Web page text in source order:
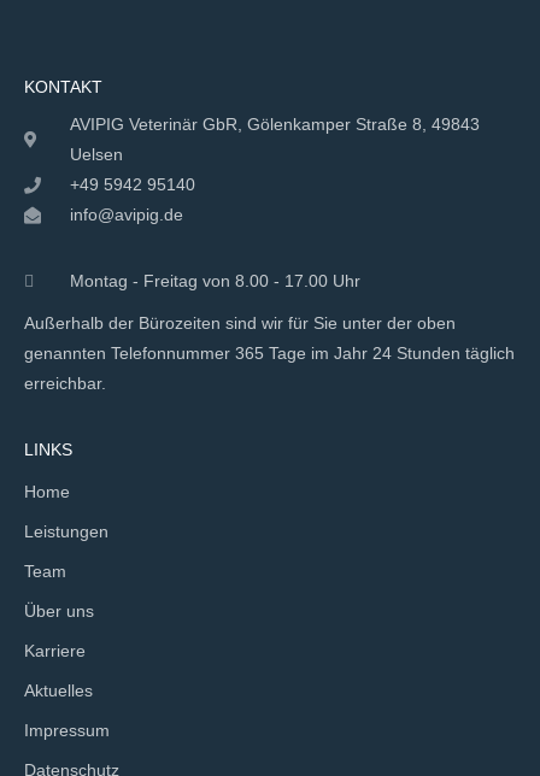
KONTAKT
AVIPIG Veterinär GbR, Gölenkamper Straße 8, 49843
Uelsen
+49 5942 95140
info@avipig.de
Montag - Freitag von 8.00 - 17.00 Uhr
Außerhalb der Bürozeiten sind wir für Sie unter der oben
genannten Telefonnummer 365 Tage im Jahr 24 Stunden täglich
erreichbar.
LINKS
Home
Leistungen
Team
Über uns
Karriere
Aktuelles
Impressum
Datenschutz